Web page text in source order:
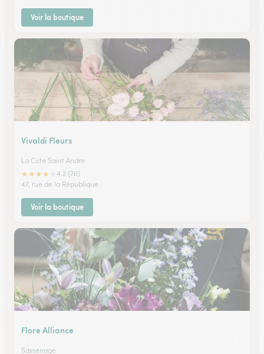
Voir la boutique
Vivaldi Fleurs
La Cote Saint Andre
★★★★
4.2 (76)
47, rue de la République
Voir la boutique
Flore Alliance
Sassenage